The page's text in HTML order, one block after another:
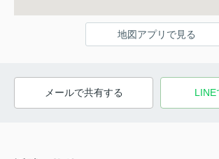
地図アプリで見る
メールで共有する LINE